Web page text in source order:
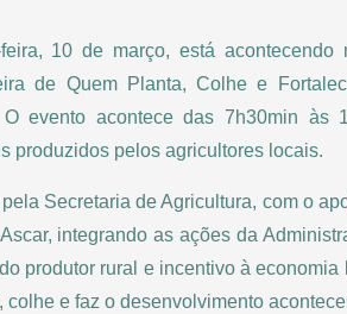
10 de março, está
de Quem Planta, Colhe e
evento acontece das 7h30min às
produzidos pelos agricultores locais.
Secretaria de Agricultura, com o
integrando as ações da
produtor rural e incentivo à
colhe e faz o desenvolvimento